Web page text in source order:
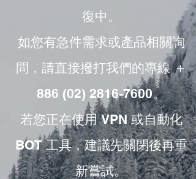
復中。
如您有急件需求或產品相關詢
問，請直接撥打我們的專線 ＋
886 (02) 2816-7600。
若您正在使用 VPN 或自動化
BOT 工具，建議先關閉後再重
新嘗試。